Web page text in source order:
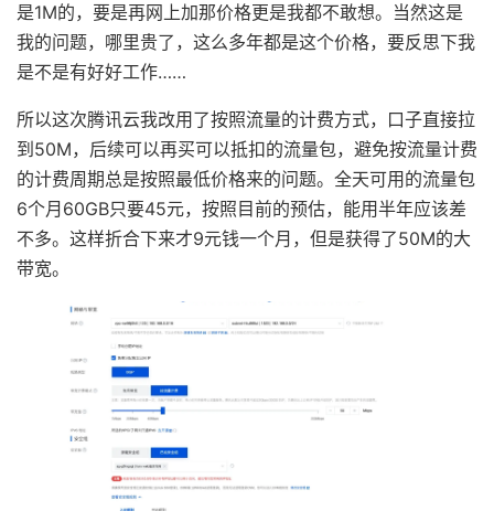
是1M的，要是再网上加那价格更是我都不敢想。当然这是
我的问题，哪里贵了，这么多年都是这个价格，要反思下我
是不是有好好工作……
所以这次腾讯云我改用了按照流量的计费方式，口子直接拉
到50M，后续可以再买可以抵扣的流量包，避免按流量计费
的计费周期总是按照最低价格来的问题。全天可用的流量包
6个月60GB只要45元，按照目前的预估，能用半年应该差
不多。这样折合下来才9元钱一个月，但是获得了50M的大
带宽。